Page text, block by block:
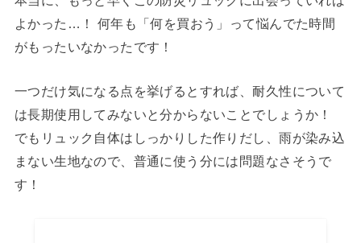
よかった…！ 何年も「何を買おう」って悩んでた時間
がもったいなかったです！
一つだけ気になる点を挙げるとすれば、耐久性について
は長期使用してみないと分からないことでしょうか！
でもリュック自体はしっかりした作りだし、雨が染み込
まない生地なので、普通に使う分には問題なさそうで
す！